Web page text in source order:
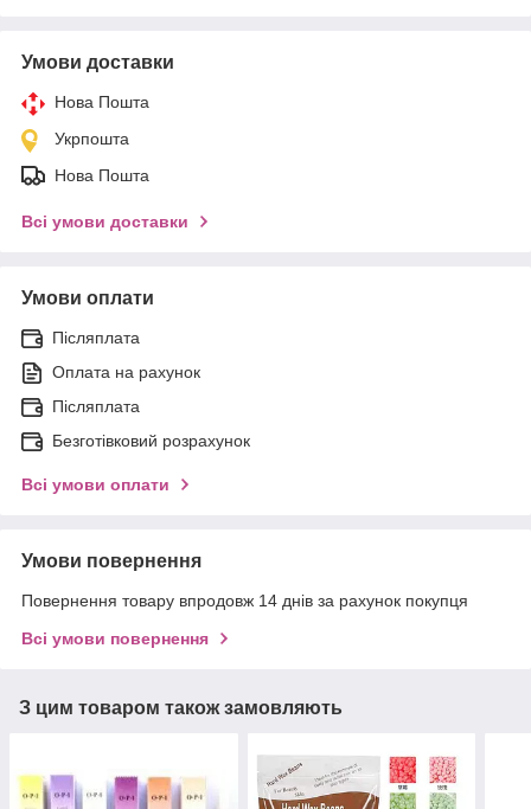
Умови доставки
Нова Пошта
Укрпошта
Нова Пошта
Всі умови доставки
Умови оплати
Післяплата
Оплата на рахунок
Післяплата
Безготівковий розрахунок
Всі умови оплати
Умови повернення
Повернення товару впродовж 14 днів за рахунок покупця
Всі умови повернення
З цим товаром також замовляють